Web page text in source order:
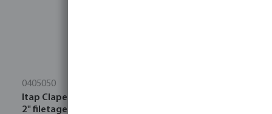
0405050
Itap Clapet anti-retour équilibré par ressort laiton